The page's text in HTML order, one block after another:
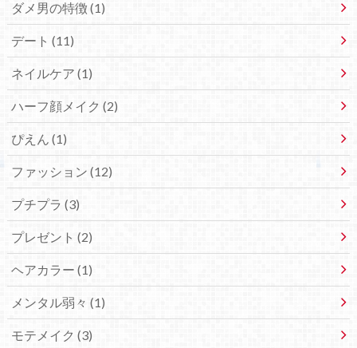
ダメ男の特徴 (1)
デート (11)
ネイルケア (1)
ハーフ顔メイク (2)
ぴえん (1)
ファッション (12)
プチプラ (3)
プレゼント (2)
ヘアカラー (1)
メンタル弱々 (1)
モテメイク (3)